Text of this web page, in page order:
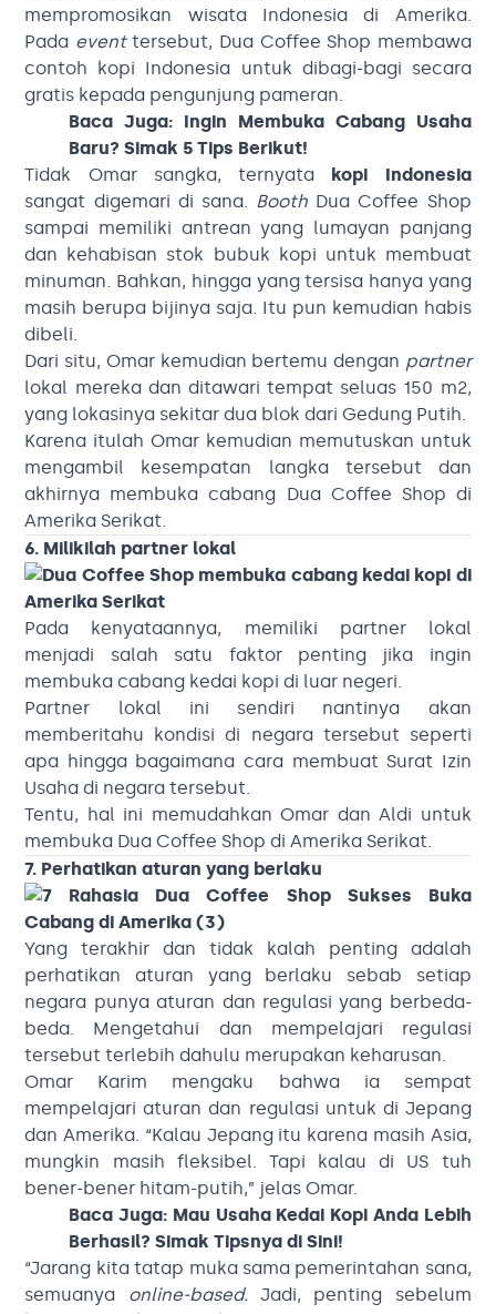
mempromosikan wisata Indonesia di Amerika.
Pada eventtersebut, Dua Coffee Shop membawa
contoh kopi Indonesia untuk dibagi-bagi secara
gratis kepada pengunjung pameran.
Baca Juga: Ingin Membuka Cabang Usaha
Baru? Simak 5 Tips Berikut!
Tidak Omar sangka, ternyata kopi Indonesia
sangat digemari di sana.
Booth Dua Coffee Shop
sampai memiliki antrean yang lumayan panjang
dan kehabisan stok bubuk kopi untuk membuat
minuman. Bahkan, hingga yang tersisa hanya yang
masih berupa bijinya saja. Itu pun kemudian habis
dibeli.
Dari situ, Omar kemudian bertemu dengan partner
lokal mereka dan ditawari tempat seluas 150 m2,
yang lokasinya sekitar dua blok dari Gedung Putih.
Karena itulah Omar kemudian memutuskan untuk
mengambil kesempatan langka tersebut dan
akhirnya membuka cabang Dua Coffee Shop di
Amerika Serikat.
6. Milikilah partner lokal
Pada kenyataannya, memiliki partner lokal
menjadi salah satu faktor penting jika ingin
membuka cabang kedai kopi di luar negeri.
Partner lokal ini sendiri nantinya akan
memberitahu kondisi di negara tersebut seperti
apa hingga bagaimana cara membuat Surat Izin
Usaha di negara tersebut.
Tentu, hal ini memudahkan Omar dan Aldi untuk
membuka Dua Coffee Shop di Amerika Serikat.
7. Perhatikan aturan yang berlaku
Yang terakhir dan tidak kalah penting adalah
perhatikan aturan yang berlaku sebab setiap
negara punya aturan dan regulasi yang berbeda-
beda. Mengetahui dan mempelajari regulasi
tersebut terlebih dahulu merupakan keharusan.
Omar Karim mengaku bahwa ia sempat
mempelajari aturan dan regulasi untuk di Jepang
dan Amerika. “Kalau Jepang itu karena masih Asia,
mungkin masih fleksibel. Tapi kalau di US tuh
bener-bener hitam-putih,” jelas Omar.
Baca Juga: Mau Usaha Kedai Kopi Anda Lebih
Berhasil? Simak Tipsnya di Sini!
“Jarang kita tatap muka sama pemerintahan sana,
semuanya online-based.Jadi, penting sebelum